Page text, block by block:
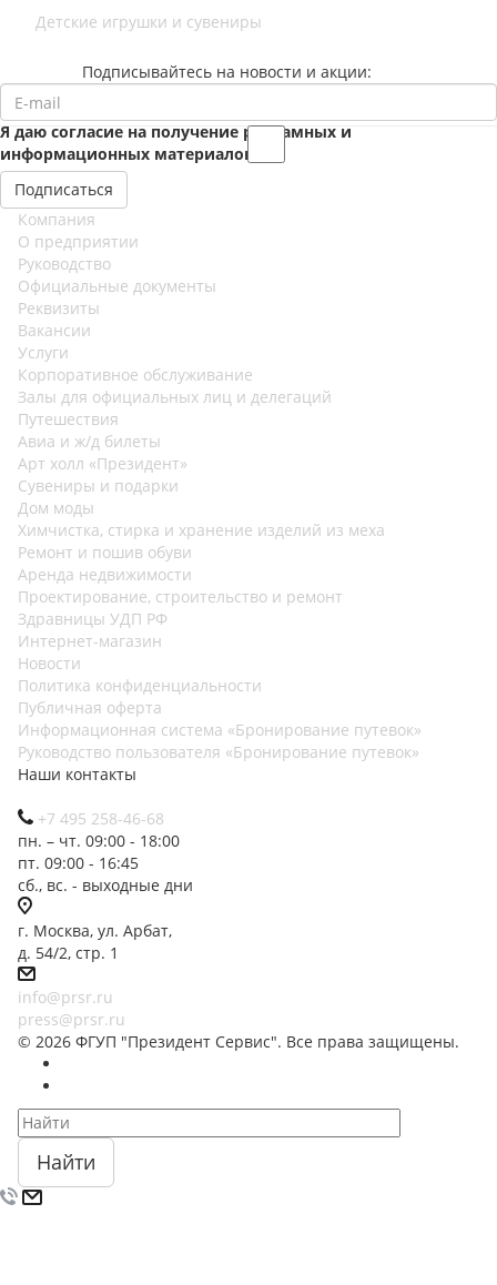
Детские игрушки и сувениры
Подписывайтесь на новости и акции:
Я даю согласие на получение рекламных и
информационных материалов
Компания
О предприятии
Руководство
Официальные документы
Реквизиты
Вакансии
Услуги
Корпоративное обслуживание
Залы для официальных лиц и делегаций
Путешествия
Авиа и ж/д билеты
Арт холл «Президент»
Сувениры и подарки
Дом моды
Химчистка, стирка и хранение изделий из меха
Ремонт и пошив обуви
Аренда недвижимости
Проектирование, строительство и ремонт
Здравницы УДП РФ
Интернет-магазин
Новости
Политика конфиденциальности
Публичная оферта
Информационная система «Бронирование путевок»
Руководство пользователя «Бронирование путевок»
Наши контакты
+7 495 258-46-68
пн. – чт. 09:00 - 18:00
пт. 09:00 - 16:45
сб., вс. - выходные дни
г. Москва, ул. Арбат,
д. 54/2, стр. 1
info@prsr.ru
press@prsr.ru
© 2026 ФГУП "Президент Сервис". Все права защищены.
Найти